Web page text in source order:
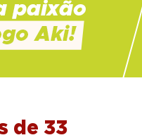
de 33